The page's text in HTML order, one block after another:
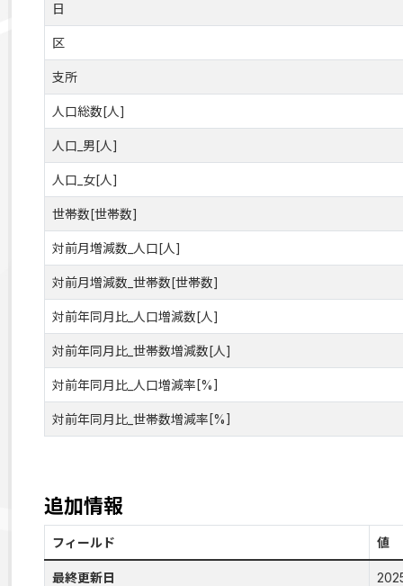
日
区
支所
人口総数[人]
人口_男[人]
人口_女[人]
世帯数[世帯数]
対前月増減数_人口[人]
対前月増減数_世帯数[世帯数]
対前年同月比_人口増減数[人]
対前年同月比_世帯数増減数[人]
対前年同月比_人口増減率[%]
対前年同月比_世帯数増減率[%]
追加情報
フィールド 値
最終更新日